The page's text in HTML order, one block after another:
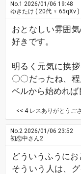
No.1 2026/01/06 19:48
ゆきたけ ( 20代 ♀ 65qXv )
おとなしい雰囲
好きです。
明るく元気に挨
〇〇だったね、
ベルから始めれば
<< 4レスありがとうございます！
No.2 2026/01/06 23:52
初恋中さん2
どういうふうにお
そういう人は、